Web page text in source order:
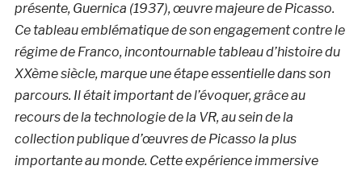
présente, Guernica (1937), œuvre majeure de Picasso.
Ce tableau emblématique de son engagement contre le
régime de Franco, incontournable tableau d’histoire du
XXème siècle, marque une étape essentielle dans son
parcours. Il était important de l’évoquer, grâce au
recours de la technologie de la VR, au sein de la
collection publique d’œuvres de Picasso la plus
importante au monde. Cette expérience immersive